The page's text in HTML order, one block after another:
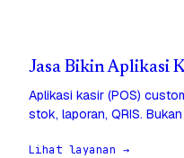
Jasa Bikin Aplikasi
Aplikasi kasir (POS)
stok, laporan, QRIS.
Lihat layanan →